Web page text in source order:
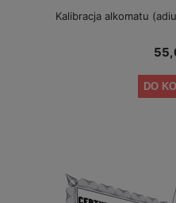
Kalibracja alkomatu
DO